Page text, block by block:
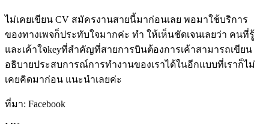
ไม่เคยเขียน CV สมัครงานสายนี้มาก่อนเลย พอมาใช้บริการ
ของทางเพจก็ประทับใจมากค่ะ ทำ ให้เห็นชัดเจนเลยว่า คนที่รู้
และเค้าใจkeyที่สำคัญที่สายการบินต้องการเค้าสามารถเขียน
อธิบายประสบการณ์การทำงานของเราได้ในอีกแบบที่เราก็ไม่
เคยคิดมาก่อน แนะนำเลยค่ะ
ที่มา: Facebook